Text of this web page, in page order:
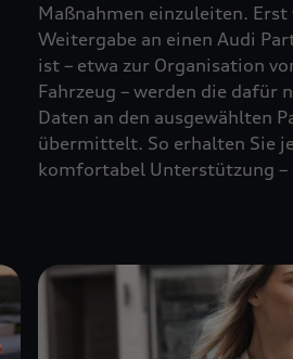
Maßnahmen einzuleiten. Erst
Weitergabe an einen Audi
ist – etwa zur Organisation
Fahrzeug – werden die dafür
Daten an den ausgewählten
übermittelt. So erhalten Sie
komfortabel Unterstützung –